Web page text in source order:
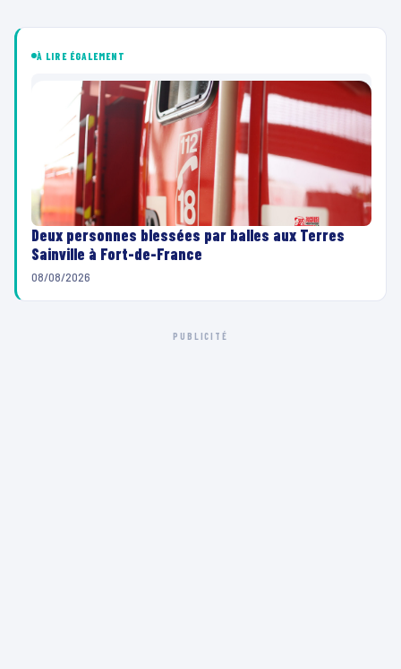
À LIRE ÉGALEMENT
Deux personnes blessées par balles aux Terres
Sainville à Fort-de-France
08/08/2026
PUBLICITÉ